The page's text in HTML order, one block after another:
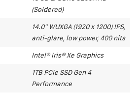
(Soldered)
14.0" WUXGA (1920 x 1200) IPS,
anti-glare, low power, 400 nits
Intel® Iris® Xe Graphics
1TB PCIe SSD Gen 4
Performance